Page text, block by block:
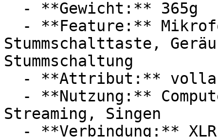
Stummschalttaste,
Stummschaltung
Streaming, Singen